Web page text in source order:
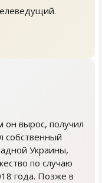
вырос, получил
собственный
Украины,
по случаю
года. Позже в